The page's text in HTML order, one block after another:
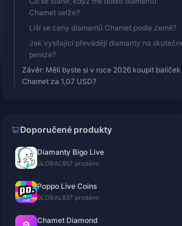
Chamet selže?
Liší se ceny diamantů Chamet podle země?
Jak vysílající převádějí diamanty na
peníze?
Závěr: Měli byste si v roce 2026 koupit balíček
Chamet za 1,07 USD?
Doporučené produkty
Diamanty Bigo Live
GLOBAL 857 prodáno
Poppo Live Coins
GLOBAL 837 prodáno
Chamet Diamond